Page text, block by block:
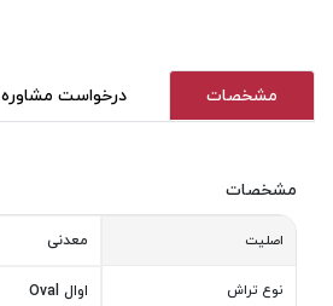
مشخصات درخواست مشاوره
مشخصات
اصلیت معدنی
نوع تراش اوال Oval